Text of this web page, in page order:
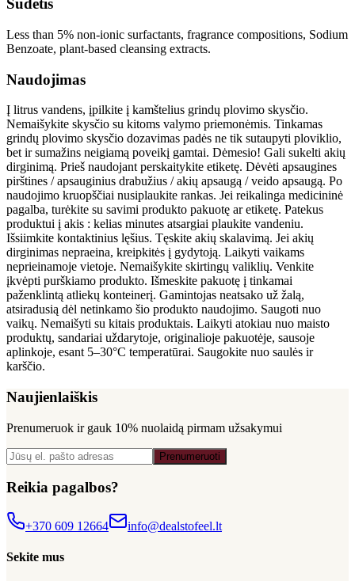
Sudėtis
Less than 5% non-ionic surfactants, fragrance compositions, Sodium
Benzoate, plant-based cleansing extracts.
Naudojimas
Į litrus vandens, įpilkite į kamštelius grindų plovimo skysčio.
Nemaišykite skysčio su kitoms valymo priemonėmis. Tinkamas
grindų plovimo skysčio dozavimas padės ne tik sutaupyti ploviklio,
bet ir sumažins neigiamą poveikį gamtai. Dėmesio! Gali sukelti akių
dirginimą. Prieš naudojant perskaitykite etiketę. Dėvėti apsaugines
pirštines / apsauginius drabužius / akių apsaugą / veido apsaugą. Po
naudojimo kruopščiai nusiplaukite rankas. Jei reikalinga medicininė
pagalba, turėkite su savimi produkto pakuotę ar etiketę. Patekus
produktui į akis : kelias minutes atsargiai plaukite vandeniu.
Išsiimkite kontaktinius lęšius. Tęskite akių skalavimą. Jei akių
dirginimas nepraeina, kreipkitės į gydytoją. Laikyti vaikams
neprieinamoje vietoje. Nemaišykite skirtingų valiklių. Venkite
įkvėpti purškiamo produkto. Išmeskite pakuotę į tinkamai
paženklintą atliekų konteinerį. Gamintojas neatsako už žalą,
atsiradusią dėl netinkamo šio produkto naudojimo. Saugoti nuo
vaikų. Nemaišyti su kitais produktais. Laikyti atokiau nuo maisto
produktų, sandariai uždarytoje, originalioje pakuotėje, sausoje
aplinkoje, esant 5–30°C temperatūrai. Saugokite nuo saulės ir
karščio.
Naujienlaiškis
Prenumeruok ir gauk 10% nuolaidą pirmam užsakymui
Prenumeruoti
Reikia pagalbos?
+370 609 12664 info@dealstofeel.lt
Sekite mus